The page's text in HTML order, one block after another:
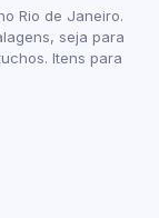
Rio de Janeiro.
seja para
Itens para